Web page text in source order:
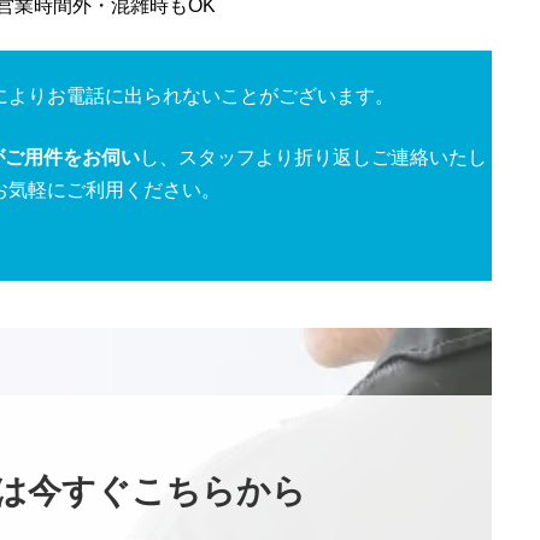
業時間外・混雑時もOK
りお電話に出られないことがございます。
用件をお伺いし、スタッフより折り返しご連絡いたし
軽にご利用ください。
今すぐこちらから